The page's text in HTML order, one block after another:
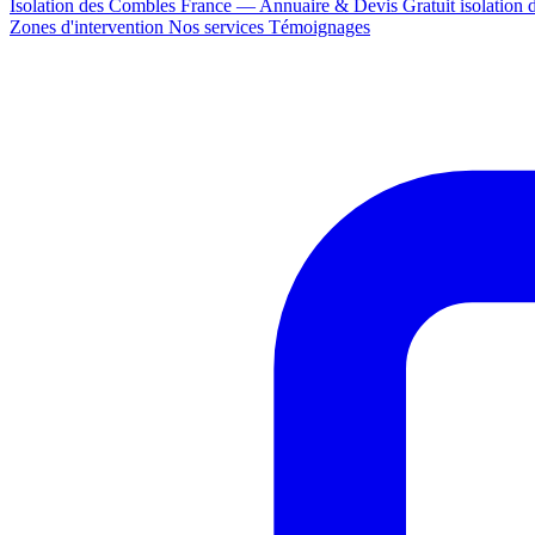
Isolation des Combles France — Annuaire & Devis Gratuit isolation
Zones d'intervention Nos services Témoignages